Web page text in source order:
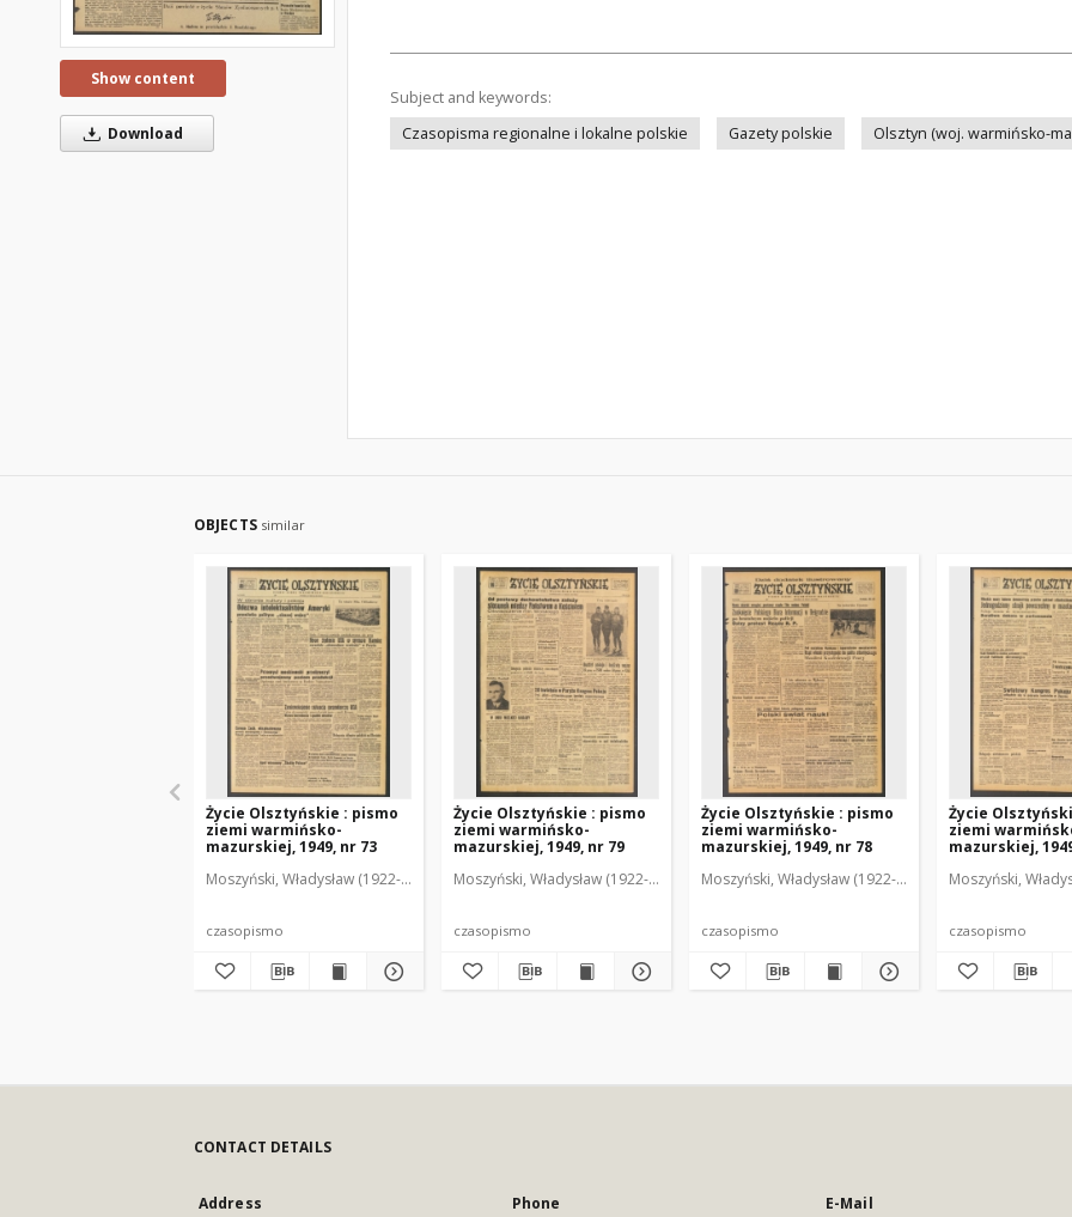
Show content
Download
Subject and keywords:
Czasopisma regionalne i lokalne polskie
Gazety polskie Olsztyn (woj. warmińsko-
OBJECTS similar
Życie Olsztyńskie : pismo
ziemi warmińsko-
mazurskiej, 1949, nr 73
Moszyński, Władysław (1922-2001). Red. Mroczkowski, Włodzimierz (1902-1971). Red. Osiecki, Andrzej. Red.
czasopismo
Życie Olsztyńskie : pismo
ziemi warmińsko-
mazurskiej, 1949, nr 79
Moszyński, Władysław (1922-2001). Red. Mroczkowski, Włodzimierz (1902-1971). Red.
czasopismo
Życie Olsztyńskie : pismo
ziemi warmińsko-
mazurskiej, 1949, nr 78
Moszyński, Władysław (1922-2001). Red. Mroczkowski,
czasopismo
Życie
ziemi
mazurskiej,
Moszyński,
czasopismo
CONTACT DETAILS
Address Phone E-Mail